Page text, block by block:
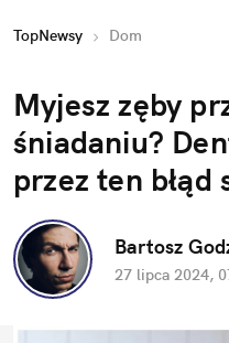
dad:HERO
TopNewsy Dom
Myjesz zęby
śniadaniu?
przez ten błąd
Bartosz
27 lipca 2024,